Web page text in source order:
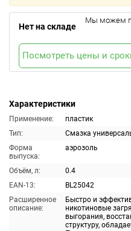
Характеристики
Применение:
пластик
Тип:
Смазка
Форма
выпуска:
аэрозоль
Объём, л:
0.4
EAN-13:
BL25042
Расширенное
описание:
Быстро и
никотиновые
выгорания,
структуру,
Нет на складе
Мы можем
Посмотреть цены и